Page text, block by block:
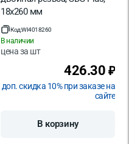
18х260 мм
Код:WI4018260
В наличии
цена за шт
426.30 ₽
доп. скидка 10% при заказе на
сайте
В корзину